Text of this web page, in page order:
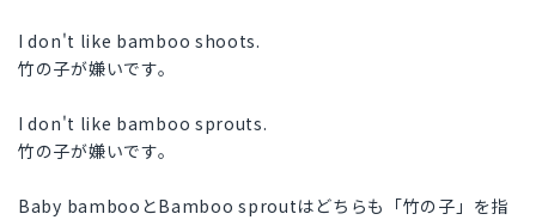
I don't like bamboo shoots.
竹の子が嫌いです。
I don't like bamboo sprouts.
竹の子が嫌いです。
Baby bambooとBamboo sproutはどちらも「竹の子」を指